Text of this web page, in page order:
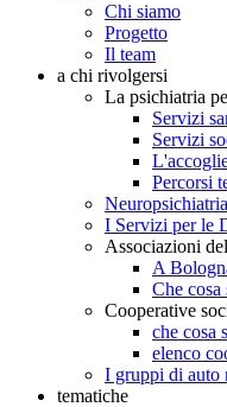
Chi siamo
Progetto
Il team
a chi rivolgersi
La psichiatria
Servizi
Servizi
Percorsi
I Servizi per le
Associazioni
A
Che cosa
Cooperative
che cosa
elenco
I gruppi di auto
tematiche